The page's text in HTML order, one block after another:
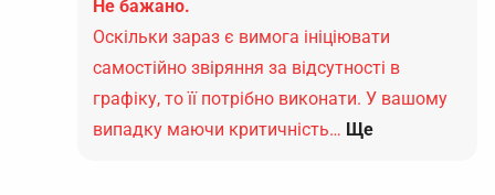
Не бажано.
Оскільки зараз є вимога ініціювати
самостійно звіряння за відсутності в
графіку, то її потрібно виконати. У вашому
випадку маючи критичність… Ще